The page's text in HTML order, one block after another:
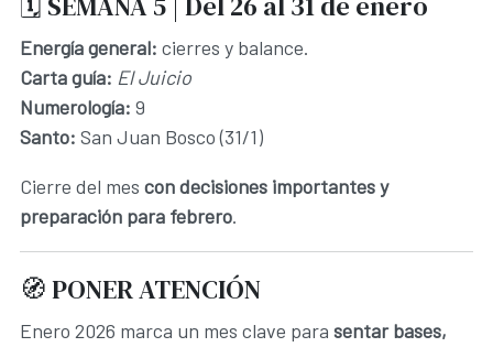
Energía general: cierres y balance.
Carta guía: El Juicio
Numerología: 9
Santo: San Juan Bosco (31/1)
Cierre del mes con decisiones importantes y
preparación para febrero.
🧭 PONER ATENCIÓN
Enero 2026 marca un mes clave para sentar bases,